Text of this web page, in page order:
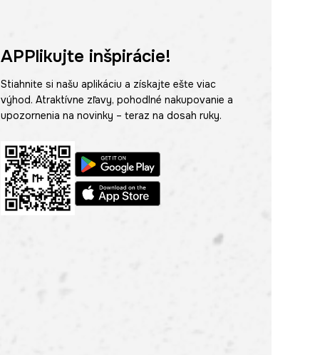
APPlikujte inšpirácie!
Stiahnite si našu aplikáciu a získajte ešte viac
výhod. Atraktívne zľavy, pohodlné nakupovanie a
upozornenia na novinky – teraz na dosah ruky.